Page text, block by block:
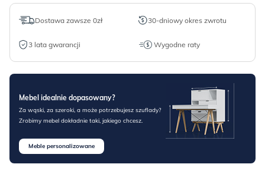
Dostawa zawsze 0zł 30-dniowy okres zwrotu
3 lata gwarancji Wygodne raty
Mebel idealnie dopasowany?
Za wąski, za szeroki, a może potrzebujesz szuflady?
Zrobimy mebel dokładnie taki, jakiego chcesz.
Meble personalizowane